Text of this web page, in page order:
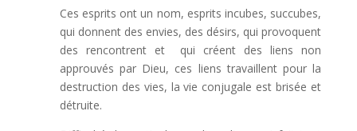
Ces esprits ont un nom, esprits incubes, succubes,
qui donnent des envies, des désirs, qui provoquent
des rencontrent et qui créent des liens non
approuvés par Dieu, ces liens travaillent pour la
destruction des vies, la vie conjugale est brisée et
détruite.